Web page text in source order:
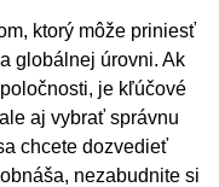
ktorý môže priniesť
globálnej úrovni. Ak
je kľúčové
aj vybrať správnu
chcete dozvedieť
nezabudnite si